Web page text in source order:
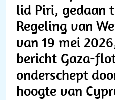
lid Piri, gedaan
Regeling van
van 19 mei
bericht Gaza-
onderschept
hoogte van